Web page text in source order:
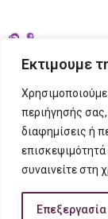
Εκτιμουμε
περιήγησής
διαφημίσεις ή
συναινείτε στη
Επεξεργασία
ΣΤΟΙΧΕΙΑ
ΠΛΗΡΟΦΟΡΙΕΣ
FIGURINO 2023